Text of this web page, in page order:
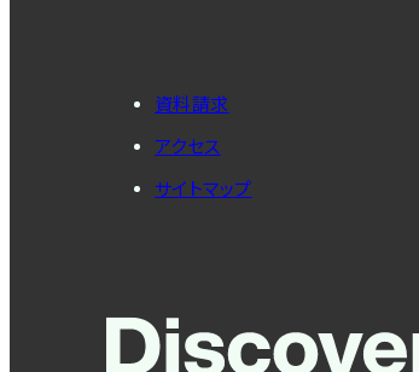
資料請求
アクセス
サイトマップ